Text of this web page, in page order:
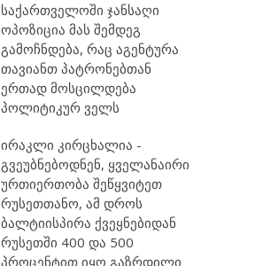
საქართველოში ჯანსაღი
ოპოზიცია მას შემდეგ
გამოჩნდება, რაც აგენტურა
თავიანთ პატრონებთან
ერთად მოსცილდება
პოლიტიკურ ველს
ირაკლი კირცხალია -
გვეუბნებოდნენ, ყველანაირი
ურთიერთობა შეწყვიტეთ
რუსეთთანო, ამ დროს
ბალტიისპირა ქვეყნებიდან
რუსეთში 400 და 500
პროცენტით იყო გაზრდილი